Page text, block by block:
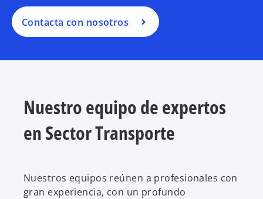
Contacta con nosotros
Nuestro equipo de expertos
en Sector Transporte
Nuestros equipos reúnen a profesionales con
gran experiencia, con un profundo